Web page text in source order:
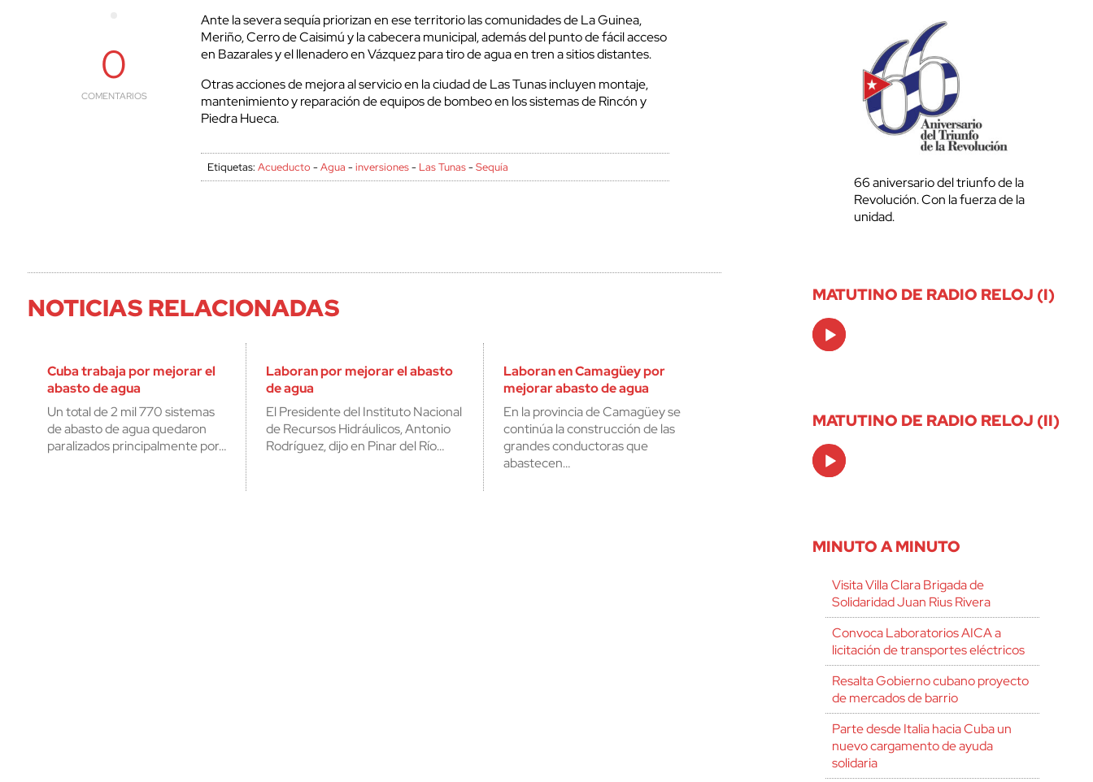
0
COMENTARIOS
Ante la severa sequía priorizan en ese territorio las comunidades de La Guinea,
Meriño, Cerro de Caisimú y la cabecera municipal, además del punto de fácil acceso
en Bazarales y el llenadero en Vázquez para tiro de agua en tren a sitios distantes.
Otras acciones de mejora al servicio en la ciudad de Las Tunas incluyen montaje,
mantenimiento y reparación de equipos de bombeo en los sistemas de Rincón y
Piedra Hueca.
Etiquetas:Acueducto -Agua -inversiones- Las Tunas-Sequía
NOTICIAS RELACIONADAS
Cuba trabaja por mejorar el
abasto de agua
Un total de 2 mil 770 sistemas
de abasto de agua quedaron
paralizados principalmente por…
Laboran por mejorar el abasto
de agua
El Presidente del Instituto Nacional
de Recursos Hidráulicos, Antonio
Rodríguez, dijo en Pinar del Río…
Laboran en Camagüey por
mejorar abasto de agua
En la provincia de Camagüey se
continúa la construcción de las
grandes conductoras que
abastecen…
66 aniversario del triunfo de la
Revolución. Con la fuerza de la
unidad.
MATUTINO DE RADIO RELOJ (I)
Audio
Player
MATUTINO DE RADIO RELOJ (II)
Audio
Player
MINUTO A MINUTO
Visita Villa Clara Brigada de
Solidaridad Juan Rius Rivera
Convoca Laboratorios AICA a
licitación de transportes eléctricos
Resalta Gobierno cubano proyecto
de mercados de barrio
Parte desde Italia hacia Cuba un
nuevo cargamento de ayuda
solidaria